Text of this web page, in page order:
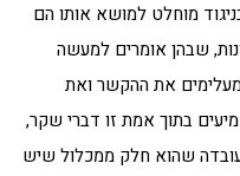
מוחלט למושא אותו הם
שבהן אומרים למעשה
את ההקשר ואת
בתוך אמת זו דברי שקר,
שהוא חלק ממכלול שיש